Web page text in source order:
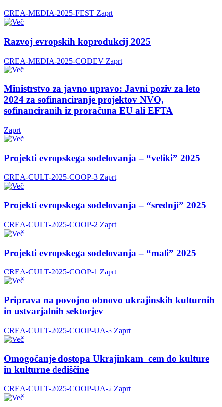
CREA-MEDIA-2025-FEST Zaprt
Razvoj evropskih koprodukcij 2025
CREA-MEDIA-2025-CODEV Zaprt
Ministrstvo za javno upravo: Javni poziv za leto
2024 za sofinanciranje projektov NVO,
sofinanciranih iz proračuna EU ali EFTA
Zaprt
Projekti evropskega sodelovanja – “veliki” 2025
CREA-CULT-2025-COOP-3 Zaprt
Projekti evropskega sodelovanja – “srednji” 2025
CREA-CULT-2025-COOP-2 Zaprt
Projekti evropskega sodelovanja – “mali” 2025
CREA-CULT-2025-COOP-1 Zaprt
Priprava na povojno obnovo ukrajinskih kulturnih
in ustvarjalnih sektorjev
CREA-CULT-2025-COOP-UA-3 Zaprt
Omogočanje dostopa Ukrajinkam_cem do kulture
in kulturne dediščine
CREA-CULT-2025-COOP-UA-2 Zaprt